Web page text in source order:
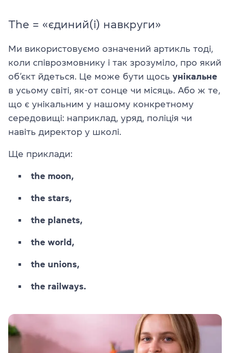
The = «єдиний(і) навкруги»
Ми використовуємо означений артикль тоді,
коли співрозмовнику і так зрозуміло, про який
об’єкт йдеться. Це може бути щось унікальне
в усьому світі, як-от сонце чи місяць. Або ж те,
що є унікальним у нашому конкретному
середовищі: наприклад, уряд, поліція чи
навіть директор у школі.
Ще приклади:
the moon,
the stars,
the planets,
the world,
the unions,
the railways.